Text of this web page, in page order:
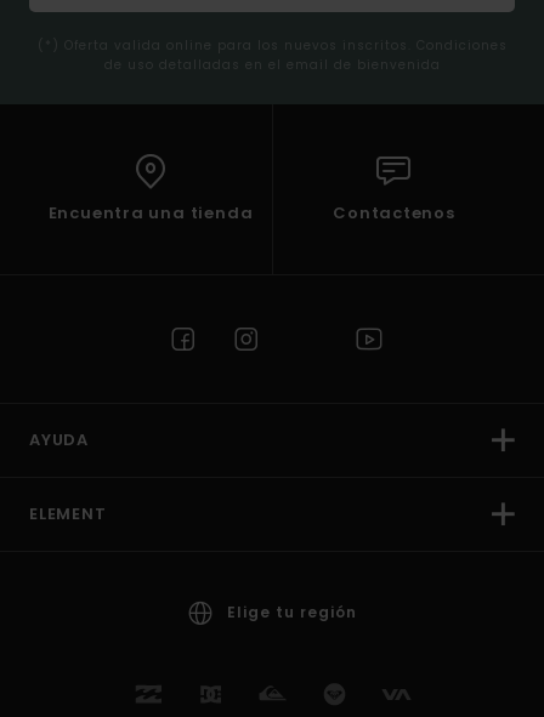
(*) Oferta valida online para los nuevos inscritos. Condiciones
de uso detalladas en el email de bienvenida
Encuentra una tienda Contactenos
AYUDA
ELEMENT
Elige tu región